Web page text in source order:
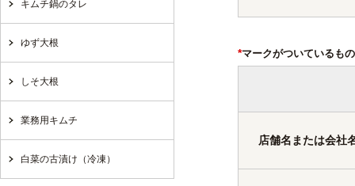
*マークがついているも
店舗名または会社
キムチ鍋のタレ
ゆず大根
しそ大根
業務用キムチ
白菜の古漬け（冷凍）